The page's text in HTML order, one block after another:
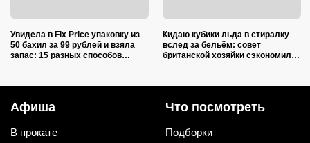
Увидела в Fix Price упаковку из
50 бахил за 99 рублей и взяла
запас: 15 разных способов
Кидаю кубики льда в стиралку
вслед за бельём: совет
британской хозяйки сэкономил
Афиша
В прокате
Что посмотреть
Подборки